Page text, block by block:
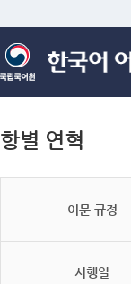
항별 연혁
어문 규정
시행일